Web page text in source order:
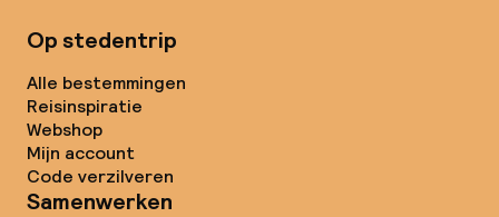
Op stedentrip
Alle bestemmingen
Reisinspiratie
Webshop
Mijn account
Code verzilveren
Samenwerken